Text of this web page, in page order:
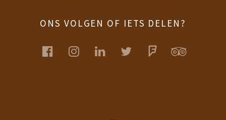
ONS VOLGEN OF IETS DELEN?
facebookinstagram
linkedintwitterfoursquare